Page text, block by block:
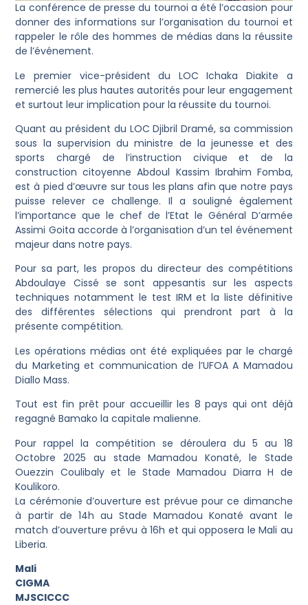
La conférence de presse du tournoi a été l’occasion pour
donner des informations sur l’organisation du tournoi et
rappeler le rôle des hommes de médias dans la réussite
de l’événement.
Le premier vice-président du LOC Ichaka Diakite a
remercié les plus hautes autorités pour leur engagement
et surtout leur implication pour la réussite du tournoi.
Quant au président du LOC Djibril Dramé, sa commission
sous la supervision du ministre de la jeunesse et des
sports chargé de l’instruction civique et de la
construction citoyenne Abdoul Kassim Ibrahim Fomba,
est à pied d’œuvre sur tous les plans afin que notre pays
puisse relever ce challenge. Il a souligné également
l’importance que le chef de l’Etat le Général D’armée
Assimi Goita accorde à l’organisation d’un tel événement
majeur dans notre pays.
Pour sa part, les propos du directeur des compétitions
Abdoulaye Cissé se sont appesantis sur les aspects
techniques notamment le test IRM et la liste définitive
des différentes sélections qui prendront part à la
présente compétition.
Les opérations médias ont été expliquées par le chargé
du Marketing et communication de l’UFOA A Mamadou
Diallo Mass.
Tout est fin prêt pour accueillir les 8 pays qui ont déjà
regagné Bamako la capitale malienne.
Pour rappel la compétition se déroulera du 5 au 18
Octobre 2025 au stade Mamadou Konaté, le Stade
Ouezzin Coulibaly et le Stade Mamadou Diarra H de
Koulikoro.
La cérémonie d’ouverture est prévue pour ce dimanche
à partir de 14h au Stade Mamadou Konaté avant le
match d’ouverture prévu à 16h et qui opposera le Mali au
Liberia.
Mali
CIGMA
MJSCICCC